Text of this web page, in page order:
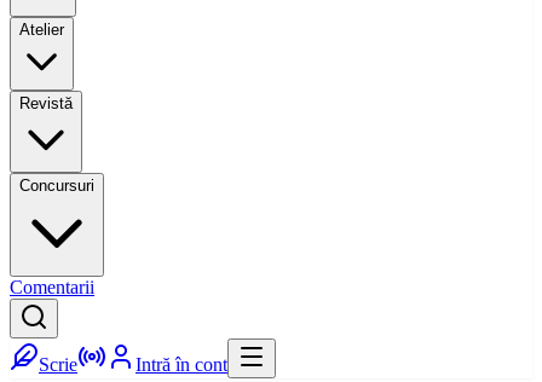
Atelier
Revistă
Concursuri
Comentarii
Scrie Intră în cont